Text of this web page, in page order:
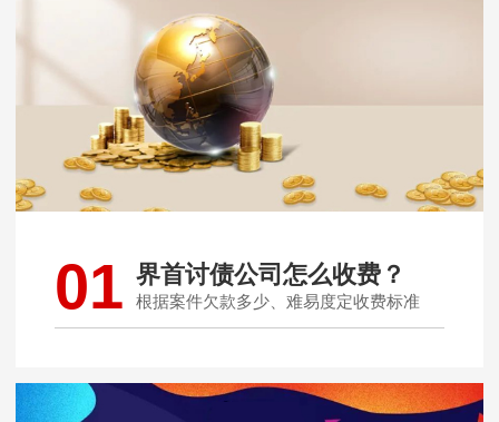
01 界首讨债公司怎么收费？
根据案件欠款多少、难易度定收费标准